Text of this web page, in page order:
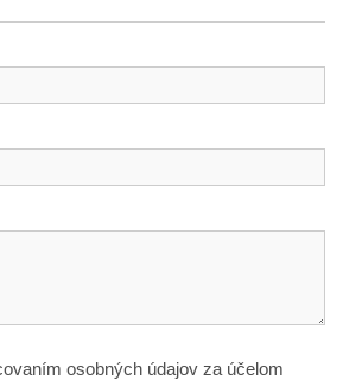
osobných údajov za účelom